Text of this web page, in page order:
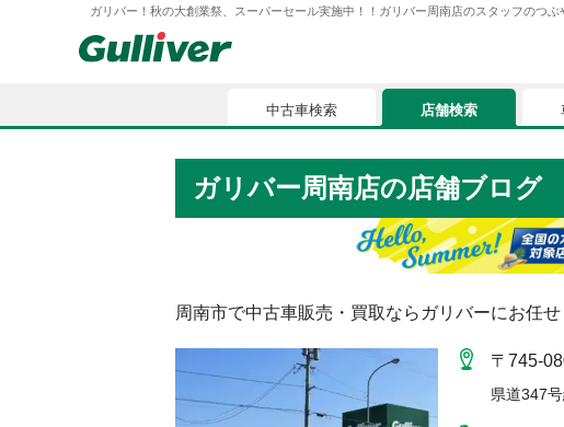
ガリバー！秋の大創業祭、スーパーセール実施中！！ガリバー周南店のスタッフのつぶ
中古車検索
お客様の評価
現在
お気に入りに登録
中古車検索 店舗検索
ガリバー周南店の店舗ブログ
周南市で中古車販売・買取ならガリバーにお任せ
〒745-
県道347